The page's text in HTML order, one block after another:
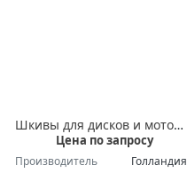
Шкивы для дисков и моторов
Цена по запросу
Производитель Голландия